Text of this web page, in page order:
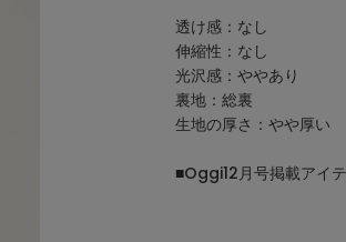
透け感：なし
伸縮性：なし
光沢感：ややあり
裏地：総裏
生地の厚さ：やや厚い
■Oggi12月号掲載アイ